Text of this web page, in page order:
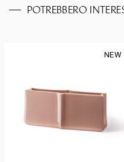
POTREBBERO
NEW